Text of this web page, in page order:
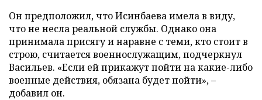
Он предположил, что Исинбаева имела в виду,
что не несла реальной службы. Однако она
принимала присягу и наравне с теми, кто стоит в
строю, считается военнослужащим, подчеркнул
Васильев. «Если ей прикажут пойти на какие-либо
военные действия, обязана будет пойти», –
добавил он.